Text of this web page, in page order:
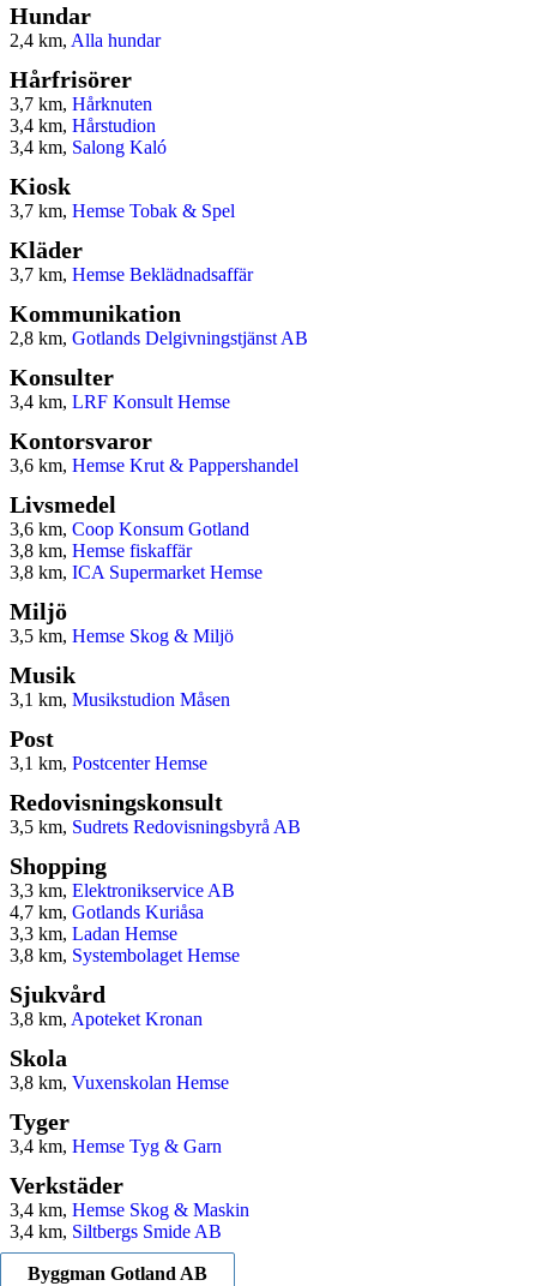
Hundar
2,4 km, Alla hundar
Hårfrisörer
3,7 km, Hårknuten
3,4 km, Hårstudion
3,4 km, Salong Kaló
Kiosk
3,7 km, Hemse Tobak & Spel
Kläder
3,7 km, Hemse Beklädnadsaffär
Kommunikation
2,8 km, Gotlands Delgivningstjänst AB
Konsulter
3,4 km, LRF Konsult Hemse
Kontorsvaror
3,6 km, Hemse Krut & Pappershandel
Livsmedel
3,6 km, Coop Konsum Gotland
3,8 km, Hemse fiskaffär
3,8 km, ICA Supermarket Hemse
Miljö
3,5 km, Hemse Skog & Miljö
Musik
3,1 km, Musikstudion Måsen
Post
3,1 km, Postcenter Hemse
Redovisningskonsult
3,5 km, Sudrets Redovisningsbyrå AB
Shopping
3,3 km, Elektronikservice AB
4,7 km, Gotlands Kuriåsa
3,3 km, Ladan Hemse
3,8 km, Systembolaget Hemse
Sjukvård
3,8 km, Apoteket Kronan
Skola
3,8 km, Vuxenskolan Hemse
Tyger
3,4 km, Hemse Tyg & Garn
Verkstäder
3,4 km, Hemse Skog & Maskin
3,4 km, Siltbergs Smide AB
Byggman Gotland AB